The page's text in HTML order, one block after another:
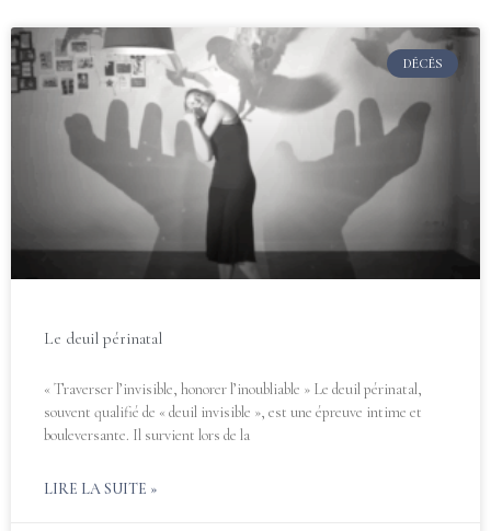
DÉCÈS
Le deuil périnatal
« Traverser l’invisible, honorer l’inoubliable » Le deuil périnatal,
souvent qualifié de « deuil invisible », est une épreuve intime et
bouleversante. Il survient lors de la
LIRE LA SUITE »